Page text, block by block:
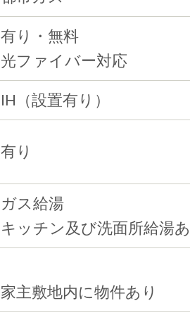
有り・無料
光ファイバー対応
IH（設置有り）
有り
ガス給湯
キッチン及び洗面所給湯
家主敷地内に物件あり